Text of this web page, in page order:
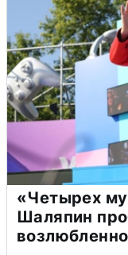
«Четырех
Шаляпин